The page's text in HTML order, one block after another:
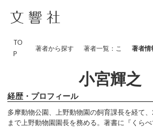
TO
P
著者から探す 著者一覧：こ 著者情
小宮輝之
経歴・プロフィール
多摩動物公園、上野動物園の飼育課長を経て
まで上野動物園園長を務める。著書に『くらべ